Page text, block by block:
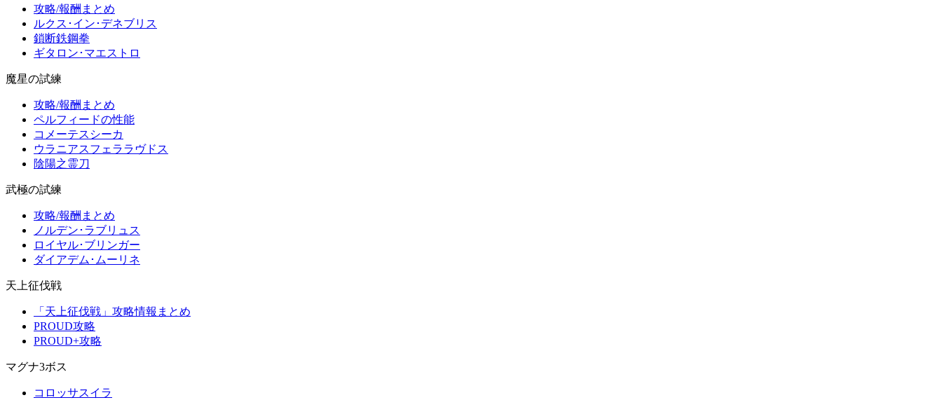
攻略/報酬まとめ
ルクス･イン･デネブリス
鎖断鉄鋼拳
ギタロン･マエストロ
魔星の試練
攻略/報酬まとめ
ペルフィードの性能
コメーテスシーカ
ウラニアスフェララヴドス
陰陽之霊刀
武極の試練
攻略/報酬まとめ
ノルデン･ラブリュス
ロイヤル･ブリンガー
ダイアデム･ムーリネ
天上征伐戦
「天上征伐戦」攻略情報まとめ
PROUD攻略
PROUD+攻略
マグナ3ボス
コロッサスイラ